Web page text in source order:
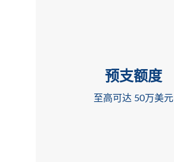
预支额度
至高可达 50万美元